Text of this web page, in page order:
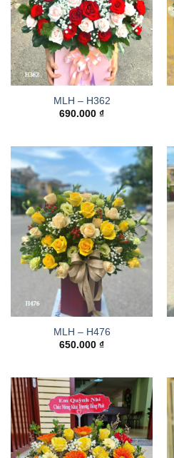
MLH – H362
690.000 ₫
MLH – H476
650.000 ₫